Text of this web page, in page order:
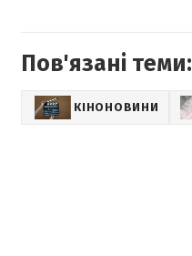
Пов'язані теми:
КІНОНОВИНИ